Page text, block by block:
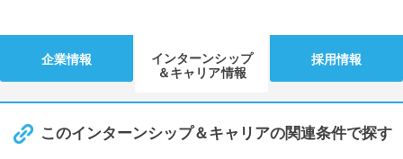
企業情報
インターンシップ
＆キャリア情報
採用情報
このインターンシップ＆キャリアの関連条件で探す